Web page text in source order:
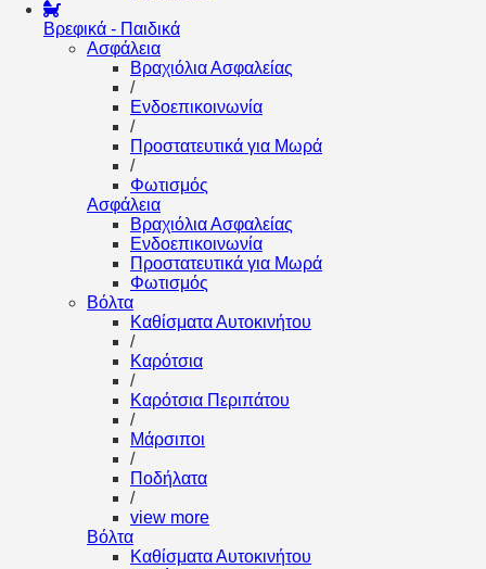
Βρεφικά - Παιδικά
Ασφάλεια
Βραχιόλια Ασφαλείας
/
Ενδοεπικοινωνία
/
Προστατευτικά για Μωρά
/
Φωτισμός
Ασφάλεια
Βραχιόλια Ασφαλείας
Ενδοεπικοινωνία
Προστατευτικά για Μωρά
Φωτισμός
Βόλτα
Καθίσματα Αυτοκινήτου
/
Καρότσια
/
Καρότσια Περιπάτου
/
Μάρσιποι
/
Ποδήλατα
/
view more
Βόλτα
Καθίσματα Αυτοκινήτου